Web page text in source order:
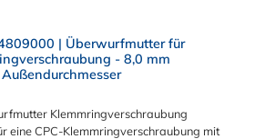
| Überwurfmutter für
- 8,0 mm
Außendurchmesser
Klemmringverschraubung
eine CPC-Klemmringverschraubung mit